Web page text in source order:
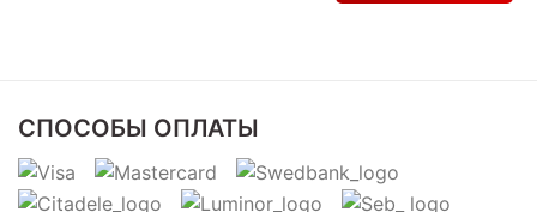
СПОСОБЫ ОПЛАТЫ